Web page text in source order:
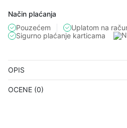
Način plaćanja
Pouzećem
Uplatom na
Sigurno plaćanje karticama
OPIS
OCENE (0)